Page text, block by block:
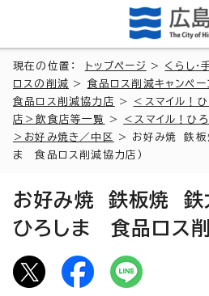
現在の位置： トップページ > くらし・
ロスの削減 > 食品ロス削減キャンペー
食品ロス削減協力店
>
＜スマイル！
店＞飲食店等一覧
>
＜スマイル！ひ
＞お好み焼き／中区
> お好み焼 鉄板
ま 食品ロス削減協力店）
お好み焼 鉄板焼 鉄
ひろしま 食品ロス削